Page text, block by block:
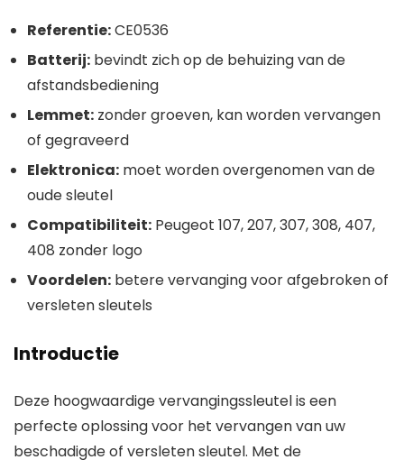
Referentie:CE0536
Batterij: bevindt zich op de behuizing van de
afstandsbediening
Lemmet: zonder groeven, kan worden vervangen
of gegraveerd
Elektronica: moet worden overgenomen van de
oude sleutel
Compatibiliteit: Peugeot 107, 207, 307, 308, 407,
408 zonder logo
Voordelen: betere vervanging voor afgebroken of
versleten sleutels
Introductie
Deze hoogwaardige vervangingssleutel is een
perfecte oplossing voor het vervangen van uw
beschadigde of versleten sleutel. Met de